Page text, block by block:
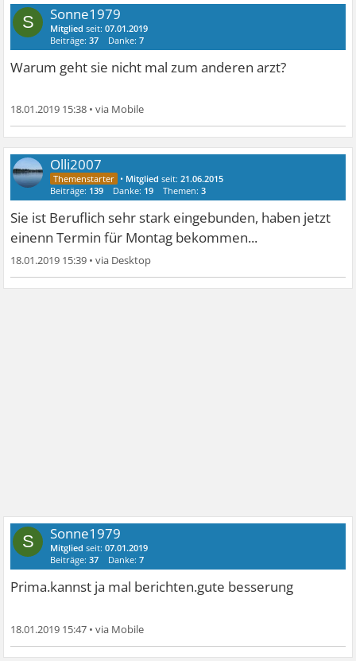
S Sonne1979
Mitglied seit:07.01.2019
Beiträge:37 Danke:7
Warum geht sie nicht mal zum anderen arzt?
18.01.2019 15:38 •
Olli2007
• Mitglied seit:21.06.2015
Beiträge: 139 Danke: 19 Themen:3
Sie ist Beruflich sehr stark eingebunden, haben jetzt
einenn Termin für Montag bekommen...
18.01.2019 15:39 •
S Sonne1979
Mitglied seit:07.01.2019
Beiträge:37 Danke:7
Prima.kannst ja mal berichten.gute besserung
18.01.2019 15:47 •